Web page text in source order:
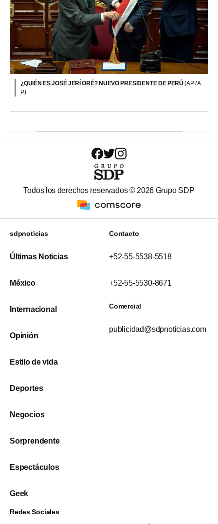
¿QUIÉN ES JOSÉ JERÍ ORÉ? NUEVO PRESIDENTE DE PERÚ(AP / A
P)
Todos los derechos reservados © 2026 Grupo SDP
sdpnoticias
Últimas Noticias
México
Internacional
Opinión
Estilo de vida
Deportes
Negocios
Sorprendente
Espectáculos
Geek
Contacto
+52-55-5538-5518
+52-55-5530-8671
Comercial
publicidad@sdpnoticias.com
Redes Sociales